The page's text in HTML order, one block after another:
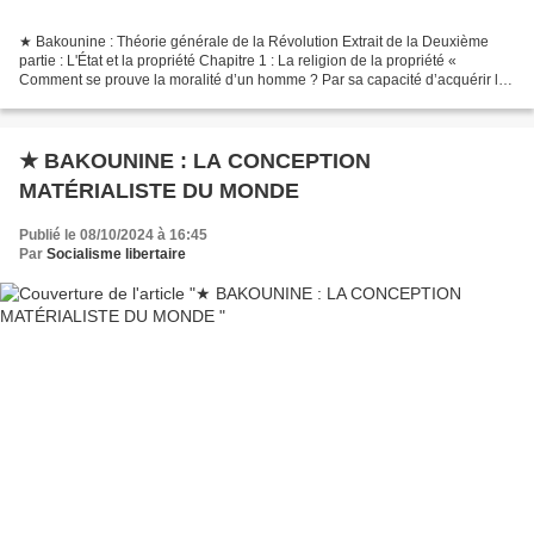
★ Bakounine : Théorie générale de la Révolution Extrait de la Deuxième
partie : L'État et la propriété Chapitre 1 : La religion de la propriété «
Comment se prouve la moralité d’un homme ? Par sa capacité d’acquérir la
★ BAKOUNINE : LA CONCEPTION
MATÉRIALISTE DU MONDE
Publié le 08/10/2024 à 16:45
Par Socialisme libertaire